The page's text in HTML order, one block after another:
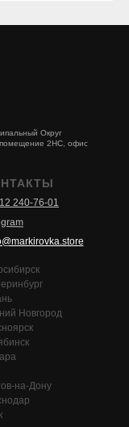
240-76-01
Новгород
на-Дону
Округ
помещение 2НС, офис